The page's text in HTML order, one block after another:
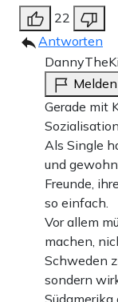
22
Antworten
Melden
Gerade mit
Als Single
und
Freunde,
so einfach.
Vor allem
machen,
Schweden
sondern